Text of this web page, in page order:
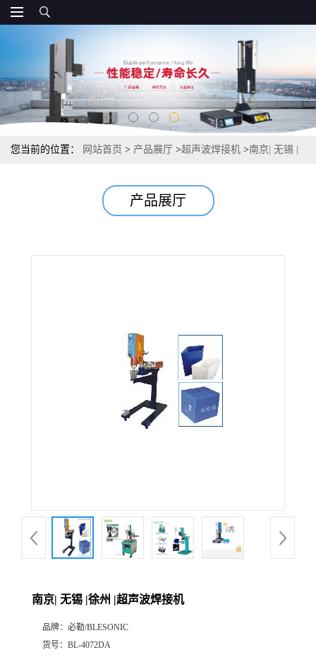
您当前的位置： 网站首页 > 产品展厅 >超声波焊接机 >南京| 无锡 |
产品展厅
南京| 无锡 |徐州 |超声波焊接机
品牌： 必勒/BLESONIC
货号： BL-4072DA